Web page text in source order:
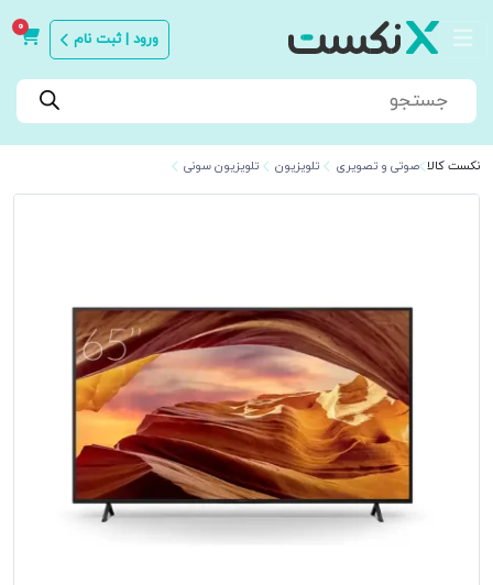
ورود | ثبت نام
0
Products
search
نکست کالا صوتی و تصویری تلویزیون تلویزیون سونی